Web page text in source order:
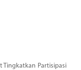
Tingkatkan Partisipasi